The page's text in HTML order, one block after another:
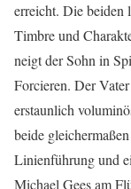
erreicht. Die beiden
Timbre und
neigt der Sohn in
Forcieren. Der
erstaunlich
beide
Linienführung und
Michael Gees am